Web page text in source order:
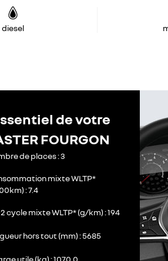
diesel
de votre
FOURGON
de places 3
mixte WLTP*
7.4
cycle mixte WLTP* (g/km) 194
hors tout (mm) 5685
utile (kg) 1070.0